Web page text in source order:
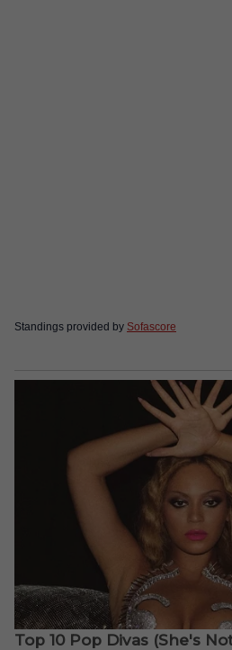
Standings provided by Sofascore